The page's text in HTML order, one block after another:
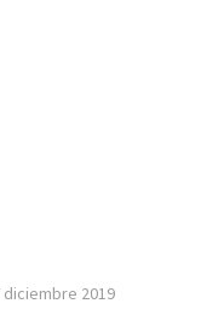
diciembre 2019